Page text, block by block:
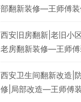
部翻新装修—王师傅装
西安旧房翻新|老旧小
老房翻新装修—王师傅
西安卫生间翻新改造|
修|局部改造—王师傅